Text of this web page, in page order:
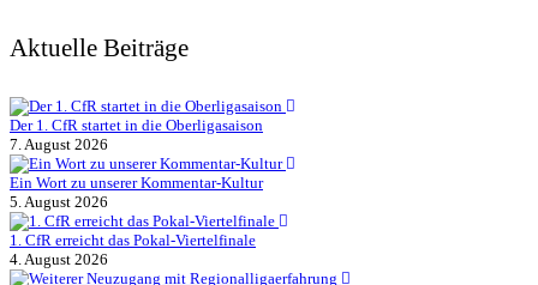
Aktuelle Beiträge
Der 1. CfR startet in die Oberligasaison
7. August 2026
Ein Wort zu unserer Kommentar-Kultur
5. August 2026
1. CfR erreicht das Pokal-Viertelfinale
4. August 2026